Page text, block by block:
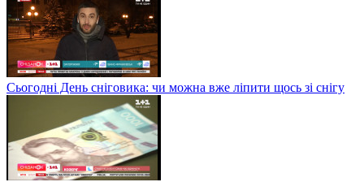
Сьогодні День сніговика: чи можна вже ліпити щось зі снігу